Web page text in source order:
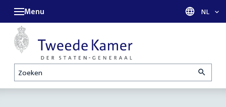
Zoeken
Menu Taal
NL